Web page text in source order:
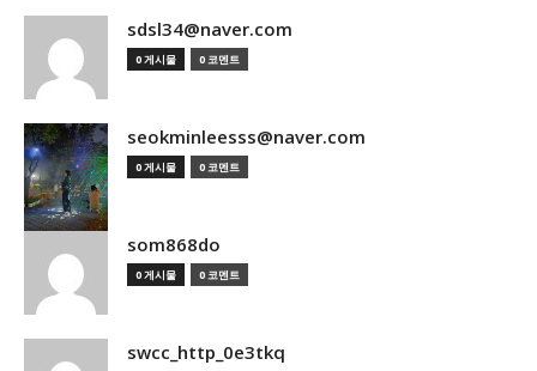
sdsl34@naver.com
0 게시물 0 코멘트
seokminleesss@naver.com
0 게시물 0 코멘트
som868do
0 게시물 0 코멘트
swcc_http_0e3tkq